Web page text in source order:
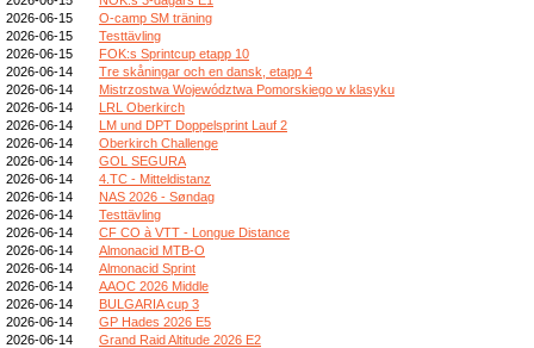
2026-06-15
O-camp SM träning
2026-06-15
Testtävling
2026-06-15
FOK:s Sprintcup etapp 10
2026-06-14
Tre skåningar och en dansk, etapp 4
2026-06-14
Mistrzostwa Województwa Pomorskiego w klasyku
2026-06-14
LRL Oberkirch
2026-06-14
LM und DPT Doppelsprint Lauf 2
2026-06-14
Oberkirch Challenge
2026-06-14
GOL SEGURA
2026-06-14
4.TC - Mitteldistanz
2026-06-14
NAS 2026 - Søndag
2026-06-14
Testtävling
2026-06-14
CF CO à VTT - Longue Distance
2026-06-14
Almonacid MTB-O
2026-06-14
Almonacid Sprint
2026-06-14
AAOC 2026 Middle
2026-06-14
BULGARIA cup 3
2026-06-14
GP Hades 2026 E5
2026-06-14
Grand Raid Altitude 2026 E2